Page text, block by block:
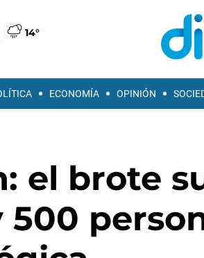
14°
ECONOMÍA OPINIÓN
el brote
500